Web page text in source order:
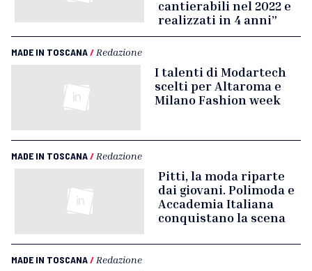
cantierabili nel 2022 e
realizzati in 4 anni”
MADE IN TOSCANA/ Redazione
I talenti di Modartech
scelti per Altaroma e
Milano Fashion week
MADE IN TOSCANA/ Redazione
Pitti, la moda riparte
dai giovani. Polimoda e
Accademia Italiana
conquistano la scena
MADE IN TOSCANA/ Redazione